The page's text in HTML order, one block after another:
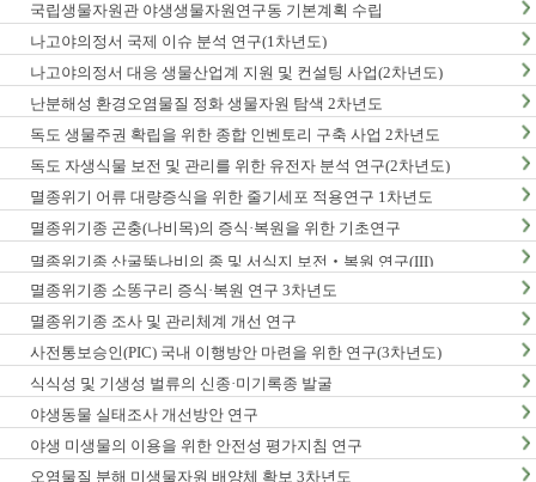
국립생물자원관 야생생물자원연구동 기본계획 수립
나고야의정서 국제 이슈 분석 연구(1차년도)
나고야의정서 대응 생물산업계 지원 및 컨설팅 사업(2차년도)
난분해성 환경오염물질 정화 생물자원 탐색 2차년도
독도 생물주권 확립을 위한 종합 인벤토리 구축 사업 2차년도
독도 자생식물 보전 및 관리를 위한 유전자 분석 연구(2차년도)
멸종위기 어류 대량증식을 위한 줄기세포 적용연구 1차년도
멸종위기종 곤충(나비목)의 증식·복원을 위한 기초연구
멸종위기종 산굴뚝나비의 종 및 서식지 보전‧복원 연구(III)
멸종위기종 소똥구리 증식·복원 연구 3차년도
멸종위기종 조사 및 관리체계 개선 연구
사전통보승인(PIC) 국내 이행방안 마련을 위한 연구(3차년도)
식식성 및 기생성 벌류의 신종·미기록종 발굴
야생동물 실태조사 개선방안 연구
야생 미생물의 이용을 위한 안전성 평가지침 연구
오염물질 분해 미생물자원 배양체 확보 3차년도